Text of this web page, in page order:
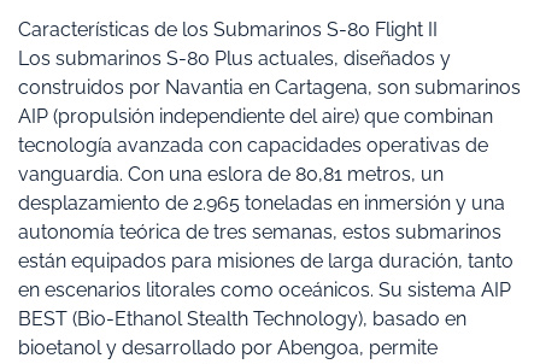
Características de los Submarinos S-80 Flight II
Los submarinos S-80 Plus actuales, diseñados y
construidos por Navantia en Cartagena, son submarinos
AIP (propulsión independiente del aire) que combinan
tecnología avanzada con capacidades operativas de
vanguardia. Con una eslora de 80,81 metros, un
desplazamiento de 2.965 toneladas en inmersión y una
autonomía teórica de tres semanas, estos submarinos
están equipados para misiones de larga duración, tanto
en escenarios litorales como oceánicos. Su sistema AIP
BEST (Bio-Ethanol Stealth Technology), basado en
bioetanol y desarrollado por Abengoa, permite